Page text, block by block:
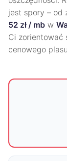
jest spory – od
52 zł / mb w
Ci zorientować
cenowego